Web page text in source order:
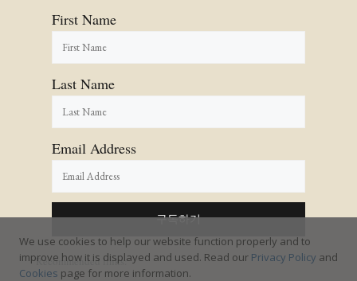
First Name
Last Name
Email Address
Recommended links:
We use cookies to help our website function properly and to
improve how it is displayed and used. Read our Privacy Policy and
Cookies page for more information.